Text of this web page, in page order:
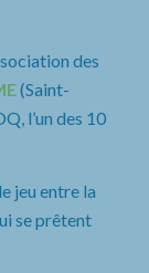
des
(Saint-
l’un des 10
jeu entre la
se prêtent